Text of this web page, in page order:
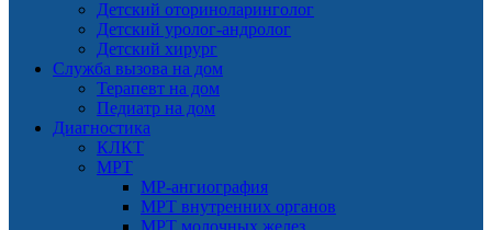
Детский оториноларинголог
Детский уролог-андролог
Детский хирург
Служба вызова на дом
Терапевт на дом
Педиатр на дом
Диагностика
КЛКТ
МРТ
МР-ангиография
МРТ внутренних органов
МРТ молочных желез